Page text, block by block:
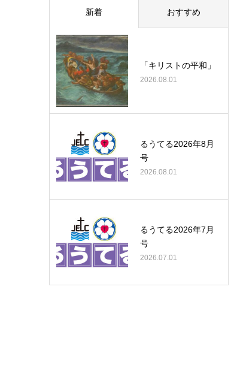
新着 おすすめ
「キリストの平和」
2026.08.01
るうてる2026年8月
号
2026.08.01
るうてる2026年7月
号
2026.07.01